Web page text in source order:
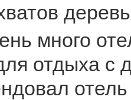
много
отдыха с